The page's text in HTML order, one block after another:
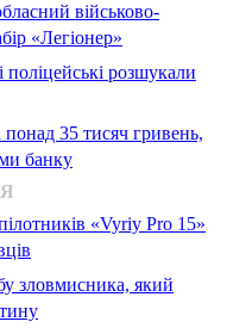
військово-
«Легіонер»
поліцейські розшукали
35 тисяч гривень,
банку
«Vyriy Pro 15»
зловмисника, який